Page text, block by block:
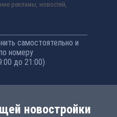
рекламы, новостей,
самостоятельно и
номеру
до 21:00)
новостройки